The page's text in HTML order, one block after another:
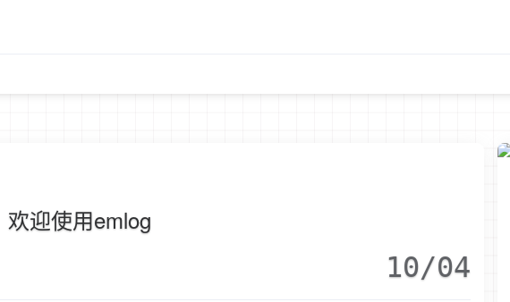
欢迎使用emlog
10/04